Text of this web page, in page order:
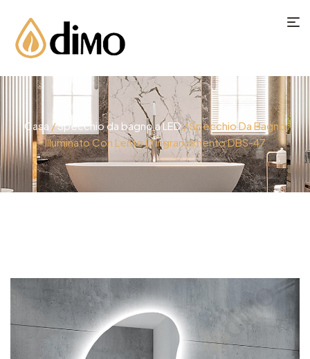
Casa /Specchio da bagno a LED/ Specchio Da Bagno
Illuminato Con Lente D'ingrandimento DBS-47